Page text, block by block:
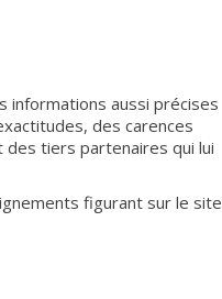
informations aussi précises
des carences
des tiers partenaires qui lui
figurant sur le site